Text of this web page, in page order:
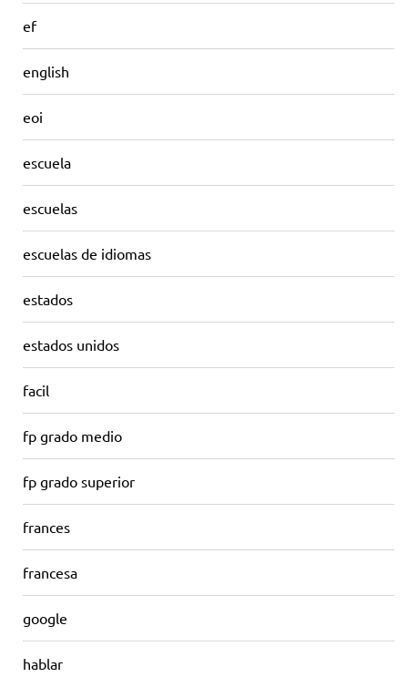
ef
english
eoi
escuela
escuelas
escuelas de idiomas
estados
estados unidos
facil
fp grado medio
fp grado superior
frances
francesa
google
hablar